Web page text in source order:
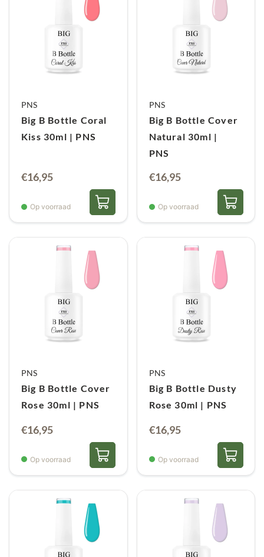
PNS
Big B Bottle Coral
Kiss 30ml | PNS
€16,95
Op voorraad
PNS
Big B Bottle Cover
Natural 30ml |
PNS
€16,95
Op voorraad
PNS
Big B Bottle Cover
Rose 30ml | PNS
€16,95
Op voorraad
PNS
Big B Bottle Dusty
Rose 30ml | PNS
€16,95
Op voorraad